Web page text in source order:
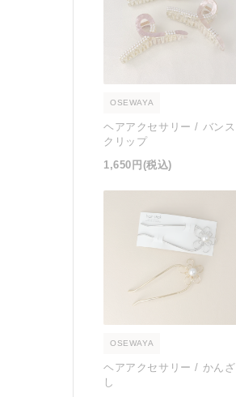
OSEWAYA
ヘアアクセサリー / バンス
クリップ
1,650円(税込)
OSEWAYA
ヘアアクセサリー / かんざ
し